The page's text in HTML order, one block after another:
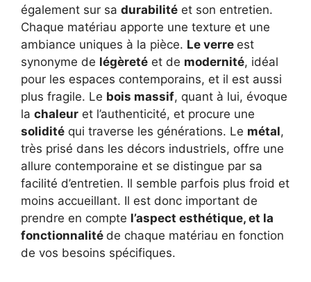
également sur sa durabilité et son entretien.
Chaque matériau apporte une texture et une
ambiance uniques à la pièce. Le verre est
synonyme de légèreté et de modernité, idéal
pour les espaces contemporains, et il est aussi
plus fragile. Le bois massif, quant à lui, évoque
la chaleur et l’authenticité, et procure une
solidité qui traverse les générations. Le métal,
très prisé dans les décors industriels, offre une
allure contemporaine et se distingue par sa
facilité d’entretien. Il semble parfois plus froid et
moins accueillant. Il est donc important de
prendre en compte l’aspect esthétique, et la
fonctionnalité de chaque matériau en fonction
de vos besoins spécifiques.